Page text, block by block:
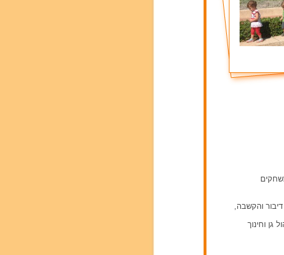
על ידי דיבור והקשבה,
גן וחינוך